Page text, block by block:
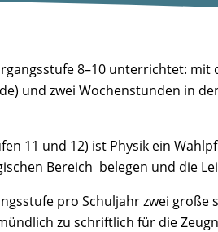
8–10 unterrichtet:
und zwei Wochenstunden in
11 und 12) ist Physik ein
Bereich belegen und die
pro Schuljahr zwei
zu schriftlich für die